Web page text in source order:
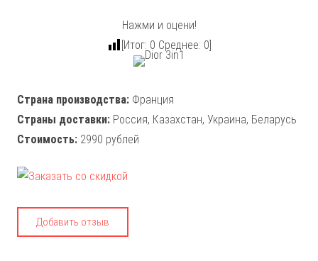
Нажми и оцени!
[Итог: 0 Среднее: 0]
Страна производства: Франция
Страны доставки: Россия, Казахстан, Украина, Беларусь
Стоимость: 2990 рублей
Добавить отзыв